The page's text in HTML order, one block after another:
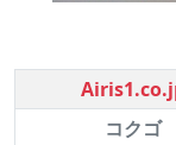
コクゴ